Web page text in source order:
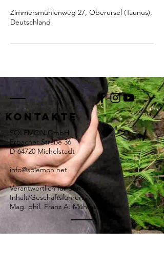
Zimmersmühlenweg 27, Oberursel (Taunus),
Deutschland
KONTAKTE
SOLEMON GmbH
Erbacher Straße 36
D-64720 Michelstadt
info@solemon.net
Verantwortlich für den
Inhalt/Geschäftsführer:
Mag. phil. Franz A. Mühlbauer